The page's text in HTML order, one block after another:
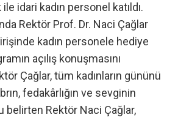
idari kadın personel katıldı.
Rektör Prof. Dr. Naci Çağlar
kadın personele hediye
açılış konuşmasını
Çağlar, tüm kadınların gününü
fedakârlığın ve sevginin
belirten Rektör Naci Çağlar,